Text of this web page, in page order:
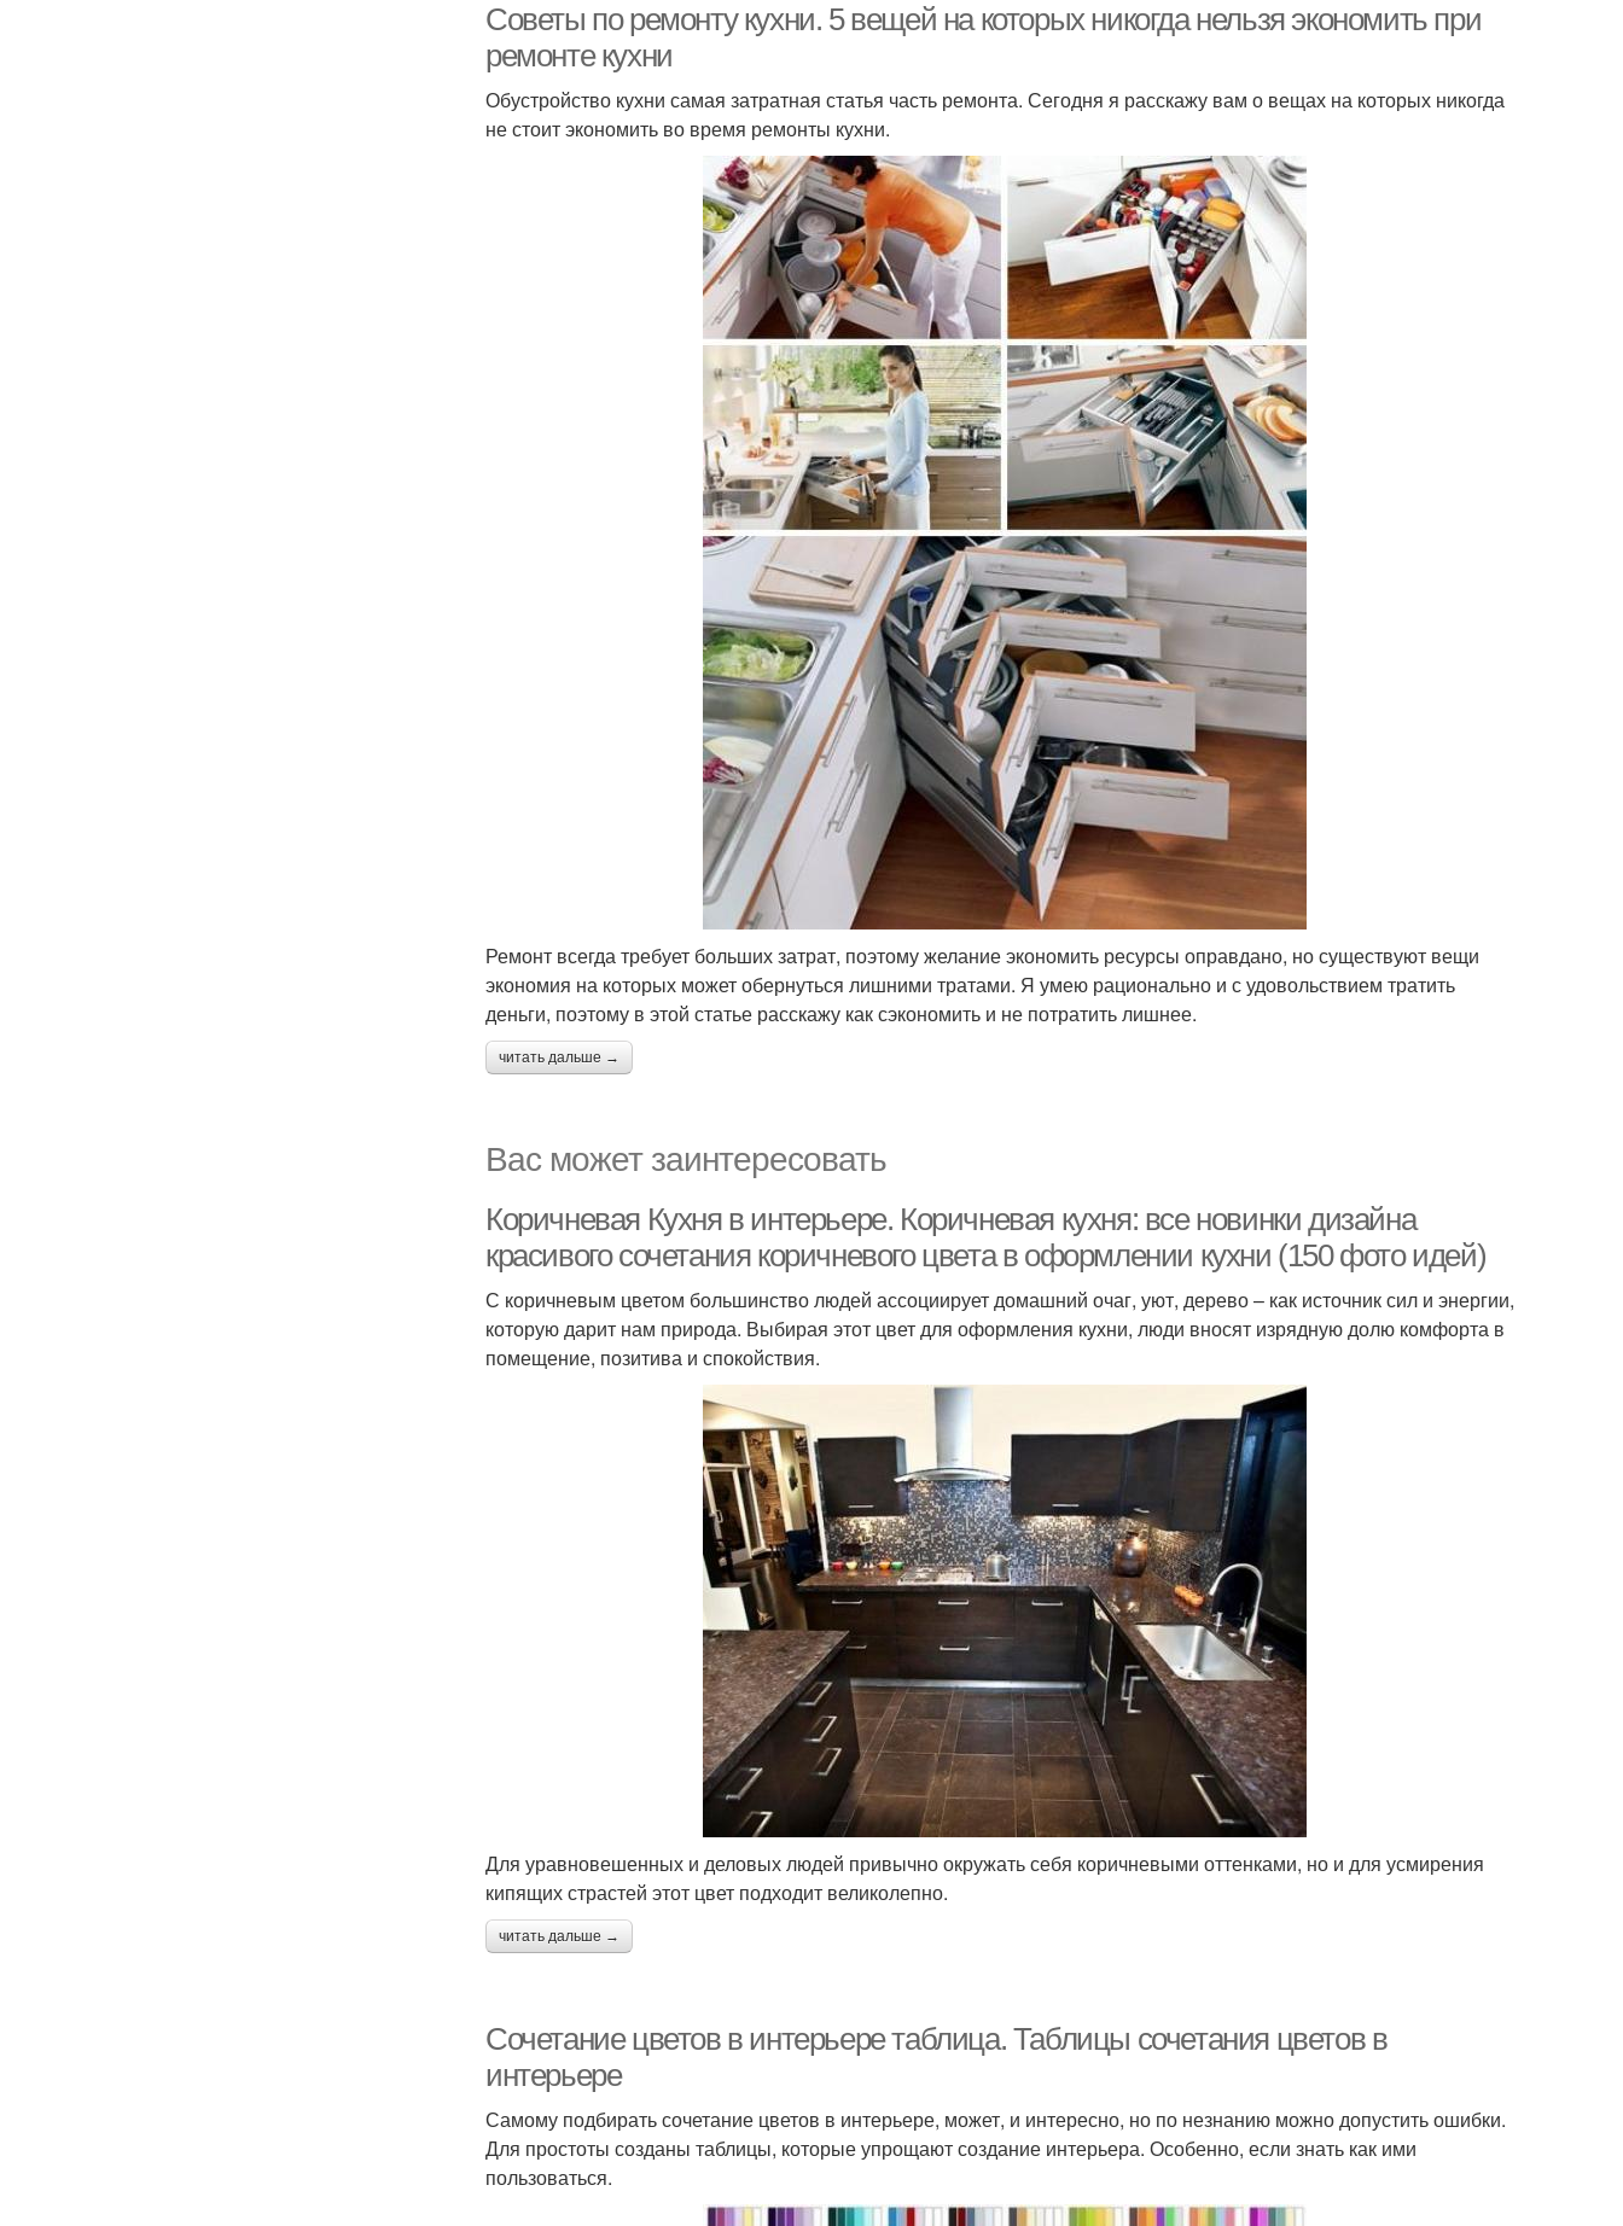
Советы по ремонту кухни. 5 вещей на которых никогда нельзя экономить при
ремонте кухни
Обустройство кухни самая затратная статья часть ремонта. Сегодня я расскажу вам о вещах на которых никогда
не стоит экономить во время ремонты кухни.
Ремонт всегда требует больших затрат, поэтому желание экономить ресурсы оправдано, но существуют вещи
экономия на которых может обернуться лишними тратами. Я умею рационально и с удовольствием тратить
деньги, поэтому в этой статье расскажу как сэкономить и не потратить лишнее.
читать дальше →
Вас может заинтересовать
Коричневая Кухня в интерьере. Коричневая кухня: все новинки дизайна
красивого сочетания коричневого цвета в оформлении кухни (150 фото идей)
С коричневым цветом большинство людей ассоциирует домашний очаг, уют, дерево – как источник сил и энергии,
которую дарит нам природа. Выбирая этот цвет для оформления кухни, люди вносят изрядную долю комфорта в
помещение, позитива и спокойствия.
Для уравновешенных и деловых людей привычно окружать себя коричневыми оттенками, но и для усмирения
кипящих страстей этот цвет подходит великолепно.
читать дальше →
Сочетание цветов в интерьере таблица. Таблицы сочетания цветов в
интерьере
Самому подбирать сочетание цветов в интерьере, может, и интересно, но по незнанию можно допустить ошибки.
Для простоты созданы таблицы, которые упрощают создание интерьера. Особенно, если знать как ими
пользоваться.